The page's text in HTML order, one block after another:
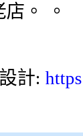
。 。
計: